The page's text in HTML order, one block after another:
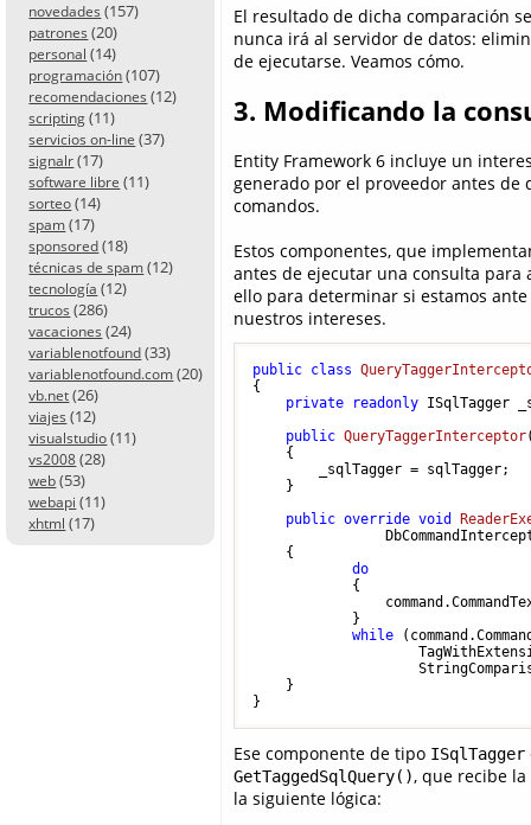
novedades (157)
patrones (20)
personal (14)
programación (107)
recomendaciones (12)
scripting (11)
servicios on-line (37)
signalr (17)
software libre (11)
sorteo (14)
spam (17)
sponsored (18)
técnicas de spam (12)
tecnología (12)
trucos (286)
vacaciones (24)
variablenotfound (33)
variablenotfound.com (20)
vb.net (26)
viajes (12)
visualstudio (11)
vs2008 (28)
web (53)
webapi (11)
xhtml (17)
El resultado de dicha comparación
nunca irá al servidor de datos:
de ejecutarse. Veamos cómo.
3. Modificando la
Entity Framework 6 incluye un
generado por el proveedor antes de
comandos.
Estos componentes, que
antes de ejecutar una consulta para
ello para determinar si estamos
nuestros intereses.
public class
{
private
readonly ISqlTagger
public QueryTaggerInterceptor
    {
        _sqlTagger = sqlTagger;
    }
public override void
    {
do
            {
            }
while
    }
Ese componente de tipo ISqlTagger
GetTaggedSqlQuery(), que recibe
la siguiente lógica: